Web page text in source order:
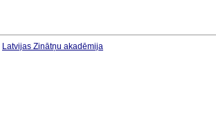
Latvijas Zinātņu akadēmija